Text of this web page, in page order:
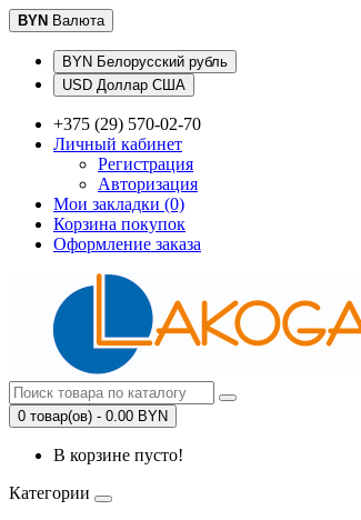
BYN Валюта
BYN Белорусский рубль
USD Доллар США
+375 (29) 570-02-70
Личный кабинет
Регистрация
Авторизация
Мои закладки (0)
Корзина покупок
Оформление заказа
0 товар(ов) - 0.00 BYN
В корзине пусто!
Категории